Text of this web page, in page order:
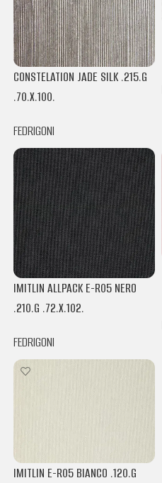
CONSTELATION JADE SILK .215.G
.70.X.100.
FEDRIGONI
IMITLIN ALLPACK E-R05 NERO
.210.G .72.X.102.
FEDRIGONI
IMITLIN E-R05 BIANCO .120.G